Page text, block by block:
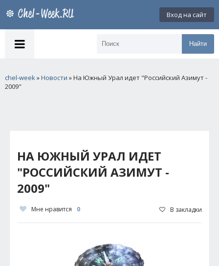
Вход на сайт
Найти
chel-week»Новости » На Южный Урал идет "Российский Азимут -
2009"
НА ЮЖНЫЙ УРАЛ ИДЕТ
"РОССИЙСКИЙ АЗИМУТ -
2009"
Мне нравится 0 В закладки